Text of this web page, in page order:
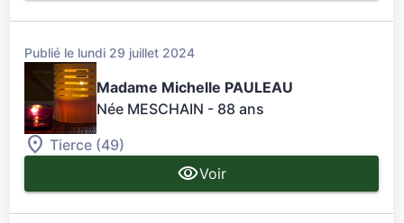
Publié le lundi 29 juillet 2024
Madame Michelle PAULEAU
Née MESCHAIN - 88 ans
Tierce (49)
Voir